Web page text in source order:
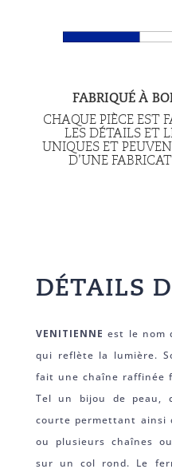
FABRIQUÉ À
CHAQUE PIÈCE EST
LES DÉTAILS ET
UNIQUES ET
D’UNE
DÉTAILS
VENITIENNE est le nom
qui reflète la lumière.
fait une chaîne raffinée
Tel un bijou de peau,
courte permettant ainsi
ou plusieurs chaînes
sur un col rond. Le